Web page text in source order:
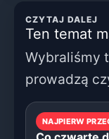
CZYTAJ DALEJ
Ten temat
Wybraliśmy
prowadzą
NAJPIERW